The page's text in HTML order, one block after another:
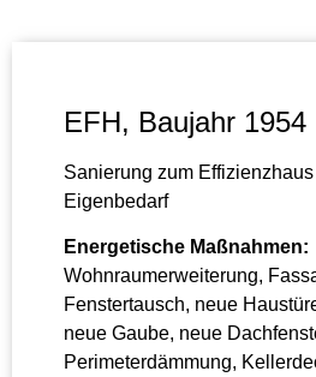
EFH, Baujahr 1954
Sanierung zum
Eigenbedarf
Energetische Maßnahmen:
Wohnraumerweiterung,
Fenstertausch, neue
neue Gaube, neue
Perimeterdämmung,